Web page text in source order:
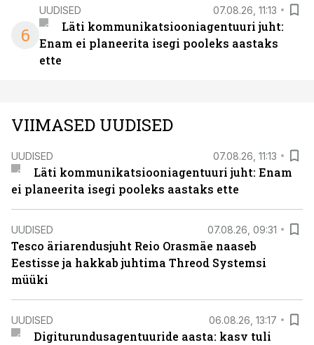
6
UUDISED 07.08.26, 11:13
Läti kommunikatsiooniagentuuri juht:
Enam ei planeerita isegi pooleks aastaks
ette
VIIMASED UUDISED
UUDISED 07.08.26, 11:13
Läti kommunikatsiooniagentuuri juht: Enam
ei planeerita isegi pooleks aastaks ette
UUDISED 07.08.26, 09:31
Tesco äriarendusjuht Reio Orasmäe naaseb
Eestisse ja hakkab juhtima Threod Systemsi
müüki
UUDISED 06.08.26, 13:17
Digiturundusagentuuride aasta: kasv tuli